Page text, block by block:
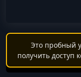
Это пробный
получить доступ